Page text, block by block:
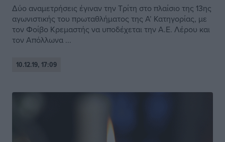
Δύο αναμετρήσεις έγιναν την Τρίτη στο πλαίσιο της 13ης
αγωνιστικής του πρωταθλήματος της Α’ Κατηγορίας, με
τον Φοίβο Κρεμαστής να υποδέχεται την Α.Ε. Λέρου και
τον Απόλλωνα ...
10.12.19, 17:09